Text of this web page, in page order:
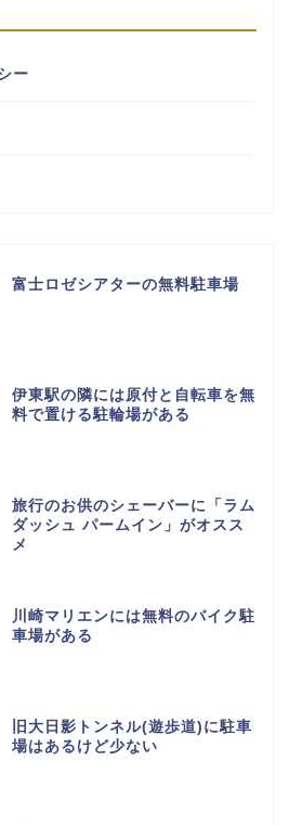
ー
富士ロゼシアターの無料駐車場
伊東駅の隣には原付と自転車を無
料で置ける駐輪場がある
旅行のお供のシェーバーに「ラム
ダッシュ パームイン」がオスス
メ
川崎マリエンには無料のバイク駐
車場がある
旧大日影トンネル(遊歩道)に駐車
場はあるけど少ない